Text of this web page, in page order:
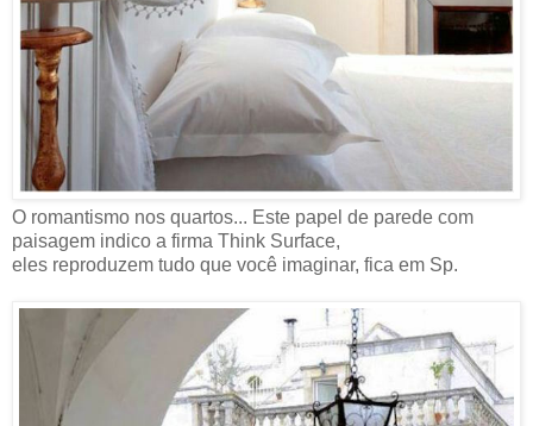
O romantismo nos quartos... Este papel de parede com
paisagem indico a firma Think Surface,
eles reproduzem tudo que você imaginar, fica em Sp.